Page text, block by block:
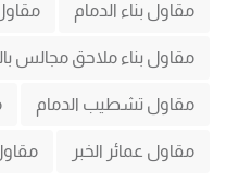
مقاول بناء الدمام
مقاول بناء ملاحق مجالس
مقاول تشطيب الدمام
مقاول عمائر الخبر